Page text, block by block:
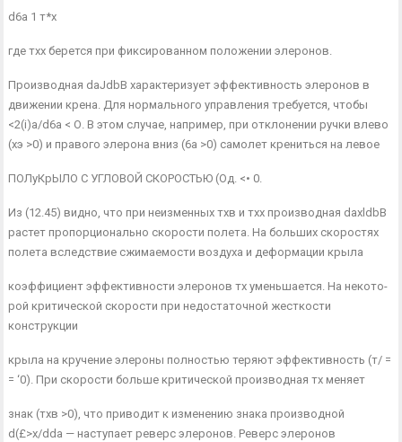
d6a 1 т*х
где тхх берется при фиксированном положении элеронов.
Производная daJdbB характеризует эффективность элеронов в
движении крена. Для нормального управления требуется, чтобы
<2(i)a/d6a < О. В этом случае, например, при отклонении ручки влево
(хэ >0) и правого элерона вниз (6а >0) самолет крениться на левое
ПОЛуКрЫЛО С УГЛОВОЙ СКОРОСТЬЮ (Од. <• 0.
Из (12.45) видно, что при неизменных тхв и тхх производная daxldbB
растет пропорционально скорости полета. На больших ско­ростях
полета вследствие сжимаемости воздуха и деформации крыла
коэффициент эффективности элеронов тх уменьшается. На некото­
рой критической скорости при недостаточной жесткости
конструкции
крыла на кручение элероны полностью теряют эффективность (т/ =
= ‘0). При скорости больше критической производная тх меняет
знак (тхв >0), что приводит к изменению знака производной
d(£>x/dda — наступает реверс элеронов. Реверс элеронов